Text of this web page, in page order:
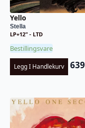
Yello
Stella
LP+12" - LTD
Bestillingsvare
Legg I Handlekurv 639